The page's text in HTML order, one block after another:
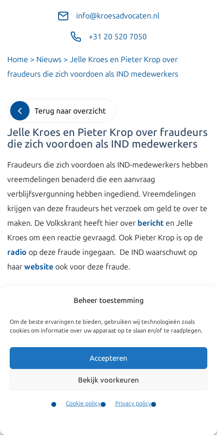
Beheer toestemming
Om de beste ervaringen te bieden, gebruiken wij technologieën zoals
cookies om informatie over uw apparaat op te slaan en/of te raadplegen.
Accepteren
Bekijk voorkeuren
Cookie policy Privacy policy
info@kroesadvocaten.nl
+31 20 520 7050
Home > Nieuws > Jelle Kroes en Pieter Krop over
fraudeurs die zich voordoen als IND medewerkers
Terug naar overzicht
Jelle Kroes en Pieter Krop over fraudeurs
die zich voordoen als IND medewerkers
Fraudeurs die zich voordoen als IND-medewerkers hebben
vreemdelingen benaderd die een aanvraag
verblijfsvergunning hebben ingediend. Vreemdelingen
krijgen van deze fraudeurs het verzoek om geld te over te
maken. De Volkskrant heeft hier over bericht en Jelle
Kroes om een reactie gevraagd. Ook Pieter Krop is op de
radio op deze fraude ingegaan. De IND waarschuwt op
haar website ook voor deze fraude.
Navigatie Algemeen